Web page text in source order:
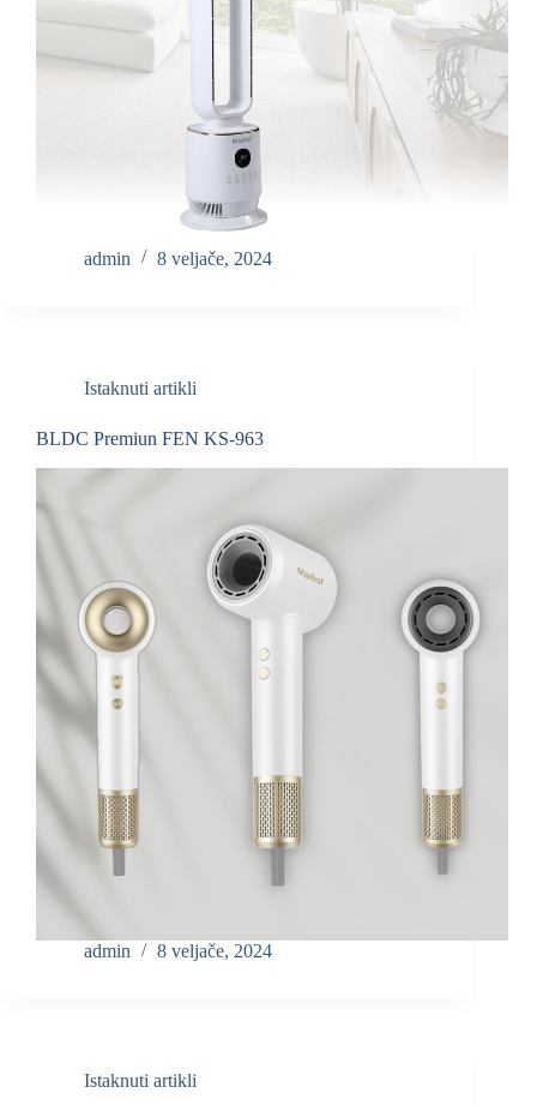
admin 8 veljače, 2024
Istaknuti artikli
BLDC Premiun FEN KS-963
admin 8 veljače, 2024
Istaknuti artikli